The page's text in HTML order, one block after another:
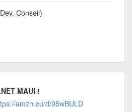
Conseil)
MAUI !
amzn.eu/d/95wBULD